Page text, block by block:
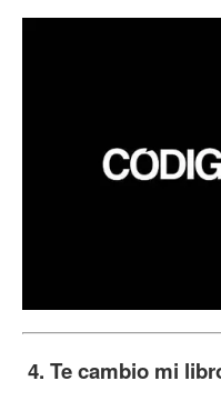
4. Te cambio mi